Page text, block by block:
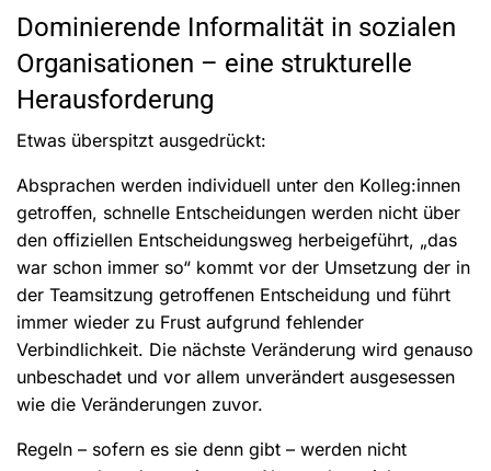
Dominierende Informalität in sozialen
Organisationen – eine strukturelle
Herausforderung
Etwas überspitzt ausgedrückt:
Absprachen werden individuell unter den Kolleg:innen
getroffen, schnelle Entscheidungen werden nicht über
den offiziellen Entscheidungsweg herbeigeführt, „das
war schon immer so“ kommt vor der Umsetzung der in
der Teamsitzung getroffenen Entscheidung und führt
immer wieder zu Frust aufgrund fehlender
Verbindlichkeit. Die nächste Veränderung wird genauso
unbeschadet und vor allem unverändert ausgesessen
wie die Veränderungen zuvor.
Regeln – sofern es sie denn gibt – werden nicht